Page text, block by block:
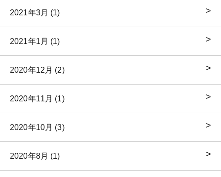
2021年3月 (1)
2021年1月 (1)
2020年12月 (2)
2020年11月 (1)
2020年10月 (3)
2020年8月 (1)